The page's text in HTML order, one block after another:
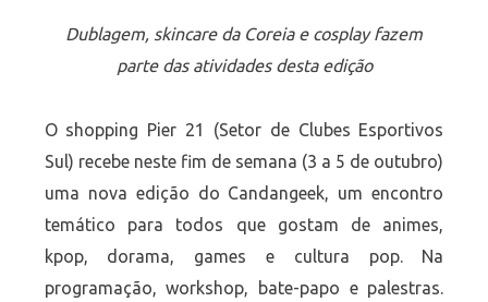
Dublagem, skincare da Coreia e cosplay fazem
parte das atividades desta edição
O shopping Pier 21 (Setor de Clubes Esportivos
Sul) recebe neste fim de semana (3 a 5 de outubro)
uma nova edição do Candangeek, um encontro
temático para todos que gostam de animes,
kpop, dorama, games e cultura pop. Na
programação, workshop, bate-papo e palestras.